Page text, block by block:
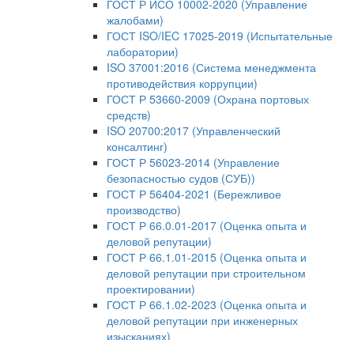
ГОСТ Р ИСО 10002-2020 (Управление
жалобами)
ГОСТ ISO/IEC 17025-2019 (Испытательные
лаборатории)
ISO 37001:2016 (Система менеджмента
противодействия коррупции)
ГОСТ Р 53660-2009 (Охрана портовых
средств)
ISO 20700:2017 (Управленческий
консалтинг)
ГОСТ Р 56023-2014 (Управление
безопасностью судов (СУБ))
ГОСТ Р 56404-2021 (Бережливое
производство)
ГОСТ Р 66.0.01-2017 (Оценка опыта и
деловой репутации)
ГОСТ Р 66.1.01-2015 (Оценка опыта и
деловой репутации при строительном
проектировании)
ГОСТ Р 66.1.02-2023 (Оценка опыта и
деловой репутации при инженерных
изысканиях)